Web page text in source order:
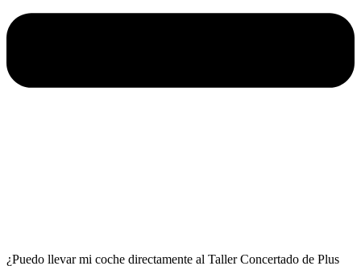
¿Puedo llevar mi coche directamente al Taller Concertado de Plus